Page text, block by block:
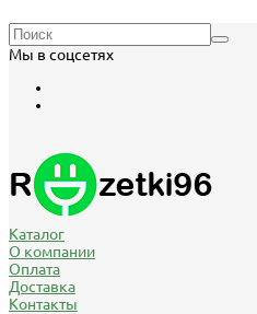
Мы в соцсетях
Каталог
О компании
Оплата
Доставка
Контакты